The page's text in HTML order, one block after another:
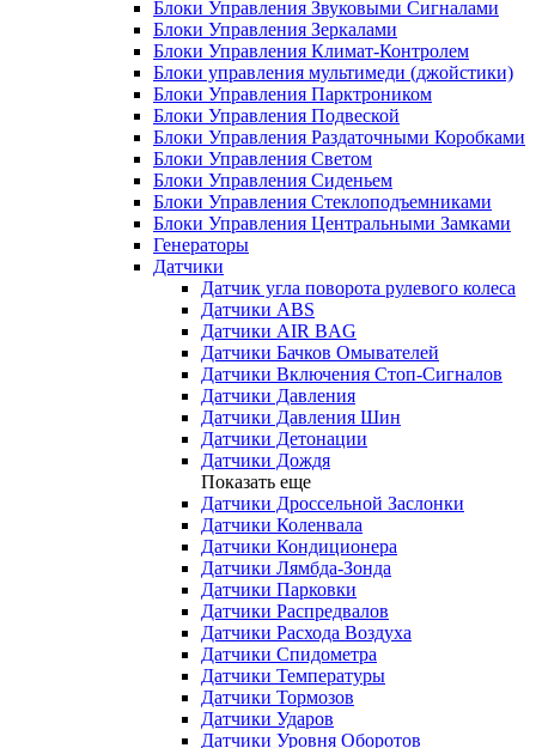
Блоки Управления Звуковыми Сигналами
Блоки Управления Зеркалами
Блоки Управления Климат-Контролем
Блоки управления мультимеди (джойстики)
Блоки Управления Парктроником
Блоки Управления Подвеской
Блоки Управления Раздаточными Коробками
Блоки Управления Светом
Блоки Управления Сиденьем
Блоки Управления Стеклоподъемниками
Блоки Управления Центральными Замками
Генераторы
Датчики
Датчик угла поворота рулевого колеса
Датчики ABS
Датчики AIR BAG
Датчики Бачков Омывателей
Датчики Включения Стоп-Сигналов
Датчики Давления
Датчики Давления Шин
Датчики Детонации
Датчики Дождя
Показать еще
Датчики Дроссельной Заслонки
Датчики Коленвала
Датчики Кондиционера
Датчики Лямбда-Зонда
Датчики Парковки
Датчики Распредвалов
Датчики Расхода Воздуха
Датчики Спидометра
Датчики Температуры
Датчики Тормозов
Датчики Ударов
Датчики Уровня Оборотов